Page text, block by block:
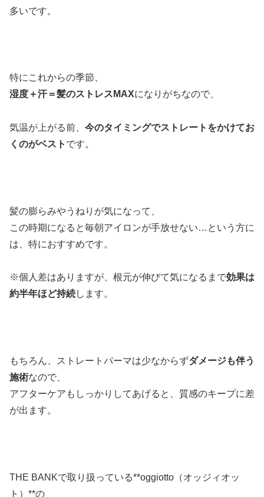
多いです。
特にこれからの季節、
湿度＋汗＝髪のストレスMAXになりがちなので、
気温が上がる前、 今のタイミングでストレートをかけてお
くのがベスト です。
髪の膨らみやうねりが気になって、
この時期になると毎朝アイロンが手放せない…という方に
は、特におすすめです。
※個人差はありますが、根元が伸びて気になるまで効果は
約半年ほど持続します。
もちろん、ストレートパーマは少なからずダメージも伴う
施術なので、
アフターケアもしっかりしてあげると、質感のキープに差
が出ます。
THE BANKで取り扱っている**oggiotto（オッジィオッ
ト）**の